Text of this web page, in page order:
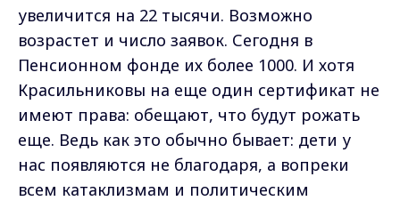
увеличится на 22 тысячи. Возможно
возрастет и число заявок. Сегодня в
Пенсионном фонде их более 1000. И хотя
Красильниковы на еще один сертификат не
имеют права: обещают, что будут рожать
еще. Ведь как это обычно бывает: дети у
нас появляются не благодаря, а вопреки
всем катаклизмам и политическим